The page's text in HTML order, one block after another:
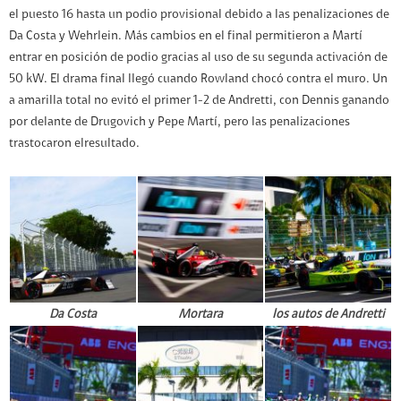
el puesto 16 hasta un podio provisional debido a las penalizaciones de
Da Costa y Wehrlein. Más cambios en el final permitieron a Martí
entrar en posición de podio gracias al uso de su segunda activación de
50 kW. El drama final llegó cuando Rowland chocó contra el muro. Un
a amarilla total no evitó el primer 1-2 de Andretti, con Dennis ganando
por delante de Drugovich y Pepe Martí, pero las penalizaciones
trastocaron elresultado.
Da Costa Mortara los autos de Andretti